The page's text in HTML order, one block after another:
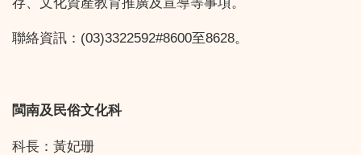
聯絡資訊：(03)3322592#8600至8628。
閩南及民俗文化科
科長：黃妃珊